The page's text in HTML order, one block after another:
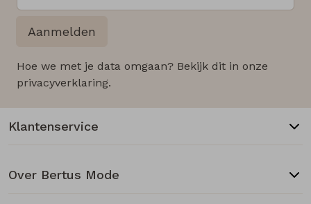
Aanmelden
Hoe we met je data omgaan? Bekijk dit in onze
privacyverklaring.
Klantenservice
Over Bertus Mode